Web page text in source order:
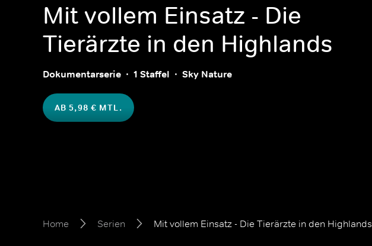
Mit vollem Einsatz - Die
Tierärzte in den Highlands
Dokumentarserie 1 Staffel Sky Nature
AB 5,98 € MTL.
Home Serien Mit vollem Einsatz - Die Tierärzte in den Highlands